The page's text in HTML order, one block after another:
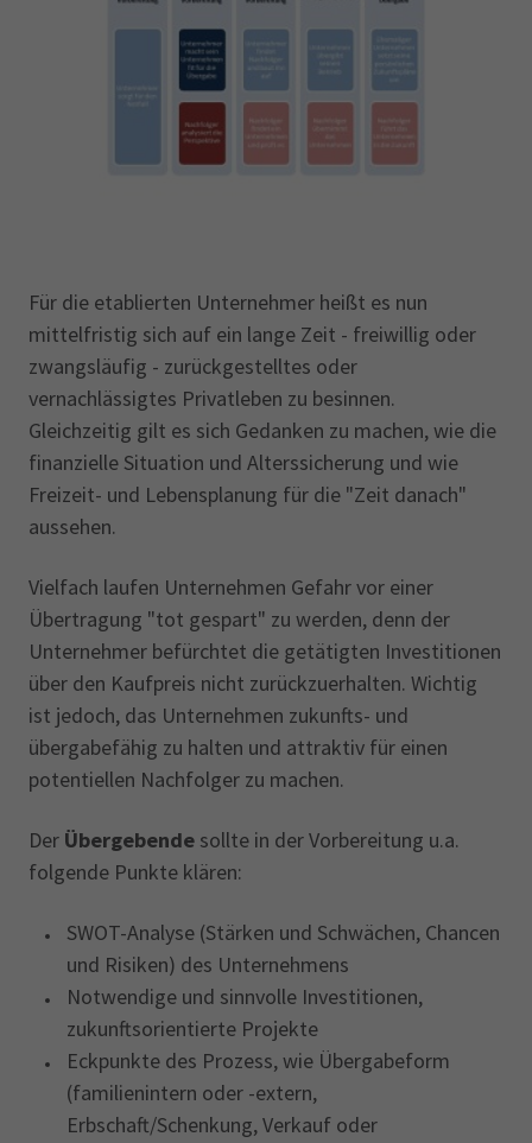
Für die etablierten Unternehmer heißt es nun
mittelfristig sich auf ein lange Zeit - freiwillig oder
zwangsläufig - zurückgestelltes oder
vernachlässigtes Privatleben zu besinnen.
Gleichzeitig gilt es sich Gedanken zu machen, wie die
finanzielle Situation und Alterssicherung und wie
Freizeit- und Lebensplanung für die "Zeit danach"
aussehen.
Vielfach laufen Unternehmen Gefahr vor einer
Übertragung "tot gespart" zu werden, denn der
Unternehmer befürchtet die getätigten Investitionen
über den Kaufpreis nicht zurückzuerhalten. Wichtig
ist jedoch, das Unternehmen zukunfts- und
übergabefähig zu halten und attraktiv für einen
potentiellen Nachfolger zu machen.
Der Übergebende sollte in der Vorbereitung u.a.
folgende Punkte klären:
SWOT-Analyse (Stärken und Schwächen, Chancen
und Risiken) des Unternehmens
Notwendige und sinnvolle Investitionen,
zukunftsorientierte Projekte
Eckpunkte des Prozess, wie Übergabeform
(familienintern oder -extern,
Erbschaft/Schenkung, Verkauf oder